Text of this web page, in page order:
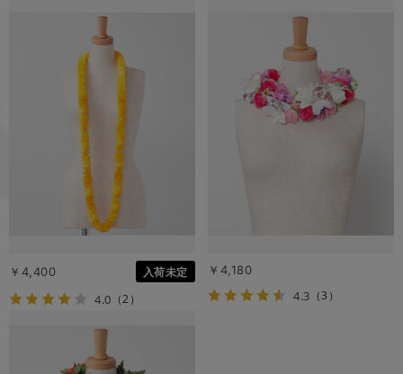
￥4,400 入荷未定
4.0 （2）
￥4,180
4.3 （3）